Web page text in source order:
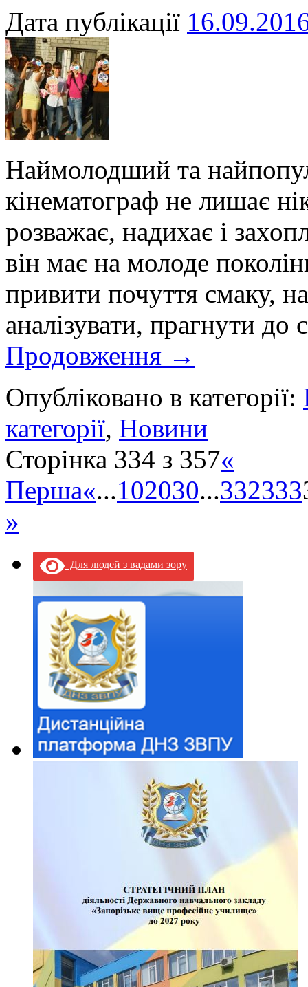
Дата публікації
Наймолодший та
кінематограф не лишає
розважає, надихає і
він має на молоде
привити почуття смаку,
аналізувати, прагнути
Продовження →
Опубліковано в категорії:
категорії, Новини
Сторінка 334 з 357«
Перша«...102030...332333
»
Для людей з вадами зору